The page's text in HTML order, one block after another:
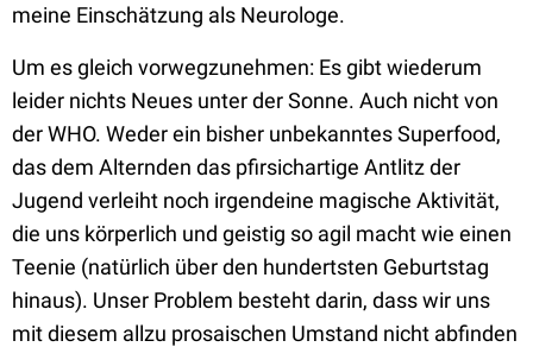
meine Einschätzung als Neurologe.
Um es gleich vorwegzunehmen: Es gibt wiederum
leider nichts Neues unter der Sonne. Auch nicht von
der WHO. Weder ein bisher unbekanntes Superfood,
das dem Alternden das pfirsichartige Antlitz der
Jugend verleiht noch irgendeine magische Aktivität,
die uns körperlich und geistig so agil macht wie einen
Teenie (natürlich über den hundertsten Geburtstag
hinaus). Unser Problem besteht darin, dass wir uns
mit diesem allzu prosaischen Umstand nicht abfinden